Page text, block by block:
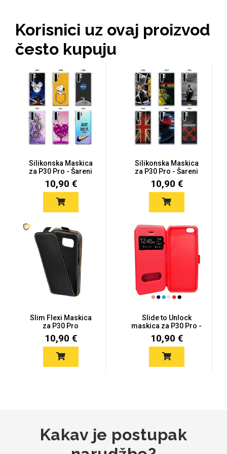
Korisnici uz ovaj proizvod
često kupuju
Silikonska Maskica
za P30 Pro - Šareni
motivi
10,90 €
Silikonska Maskica
za P30 Pro - Šareni
motivi
10,90 €
Slim Flexi Maskica
za P30 Pro
10,90 €
Slide to Unlock
maskica za P30 Pro -
Više boja
10,90 €
Kakav je postupak
Svijet životinja Auto - Moto motivi
Mandale / Cvjetni
motivi
Citati & Stihovi
MarbleMania
Gaming motivi Crtani filmovi